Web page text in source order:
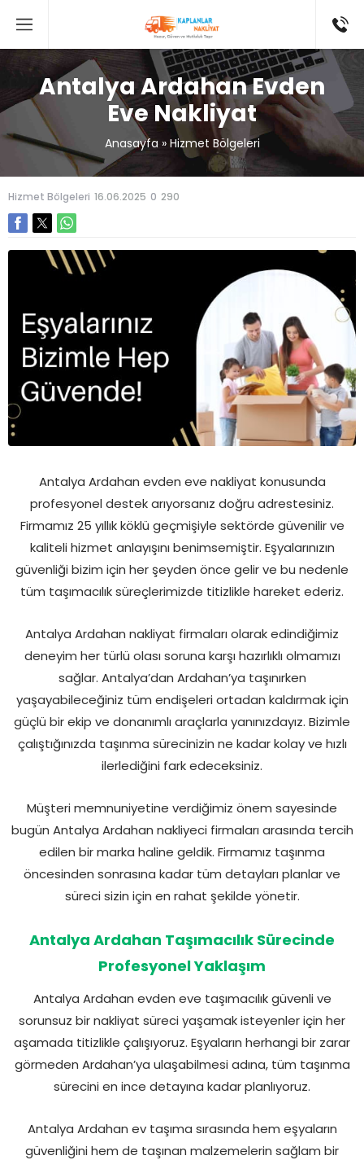
Antalya Ardahan Evden
Eve Nakliyat
Anasayfa» Hizmet Bölgeleri
Hizmet Bölgeleri 16.06.2025 0 290
Antalya Ardahan evden eve nakliyat konusunda
profesyonel destek arıyorsanız doğru adrestesiniz.
Firmamız 25 yıllık köklü geçmişiyle sektörde güvenilir ve
kaliteli hizmet anlayışını benimsemiştir. Eşyalarınızın
güvenliği bizim için her şeyden önce gelir ve bu nedenle
tüm taşımacılık süreçlerimizde titizlikle hareket ederiz.
Antalya Ardahan nakliyat firmaları olarak edindiğimiz
deneyim her türlü olası soruna karşı hazırlıklı olmamızı
sağlar. Antalya’dan Ardahan’ya taşınırken
yaşayabileceğiniz tüm endişeleri ortadan kaldırmak için
güçlü bir ekip ve donanımlı araçlarla yanınızdayız. Bizimle
çalıştığınızda taşınma sürecinizin ne kadar kolay ve hızlı
ilerlediğini fark edeceksiniz.
Müşteri memnuniyetine verdiğimiz önem sayesinde
bugün Antalya Ardahan nakliyeci firmaları arasında tercih
edilen bir marka haline geldik. Firmamız taşınma
öncesinden sonrasına kadar tüm detayları planlar ve
süreci sizin için en rahat şekilde yönetir.
Antalya Ardahan Taşımacılık Sürecinde
Profesyonel Yaklaşım
Antalya Ardahan evden eve taşımacılık güvenli ve
sorunsuz bir nakliyat süreci yaşamak isteyenler için her
aşamada titizlikle çalışıyoruz. Eşyaların herhangi bir zarar
görmeden Ardahan’ya ulaşabilmesi adına, tüm taşınma
sürecini en ince detayına kadar planlıyoruz.
Antalya Ardahan ev taşıma sırasında hem eşyaların
güvenliğini hem de taşınan malzemelerin sağlam bir